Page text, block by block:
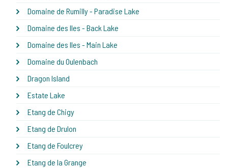
Domaine de Rumilly - Paradise Lake
Domaine des Iles - Back Lake
Domaine des Iles - Main Lake
Domaine du Oulenbach
Dragon Island
Estate Lake
Etang de Chigy
Etang de Drulon
Etang de Foulcrey
Etang de la Grange